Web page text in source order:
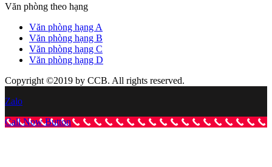
Văn phòng theo hạng
Văn phòng hạng A
Văn phòng hạng B
Văn phòng hạng C
Văn phòng hạng D
Copyright ©2019 by CCB. All rights reserved.
Zalo
Call Now Button